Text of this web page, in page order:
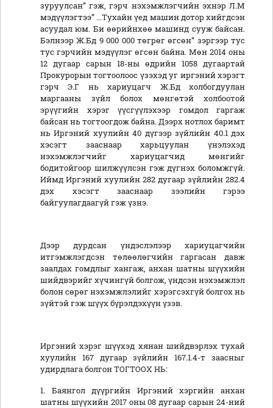
зуруулсан” гэж, гэрч нэхэмжлэгчийн эхнэр Л.М
мэдүүлэгтээ” ...Тухайн үед машин дотор хийгдсэн
асуудал юм. Би өөрийнхөө машинд сууж байсан.
Бэлнээр Ж.Бд 9 000 000 төгрөг өгсөн” зэргээр тус
тус гэрчийн мэдүүлэг өгсөн байна. Мөн 2014 оны
12 дугаар сарын 18-ны өдрийн 1058 дугаартай
Прокурорын тогтоолоос үзэхэд уг иргэний хэрэгт
гэрч Э.Г нь хариуцагч Ж.Бд холбогдуулан
маргааны зүйл болох мөнгөтэй холбоотой
эрүүгийн хэрэг үүсгүүлэхээр гомдол гаргаж
байсан нь тогтоогдож байна. Дээрх нотлох баримт
нь Иргэний хуулийн 40 дүгээр зүйлийн 40.1 дэх
хэсэгт зааснаар харьцуулан үнэлэхэд
нэхэмжлэгчийг хариуцагчид мөнгийг
бодитойгоор шилжүүлсэн гэж дүгнэх боломжгүй.
Иймд Иргэний хуулийн 282 дугаар зүйлийн 282.4
дэх хэсэгт зааснаар зээлийн гэрээ
байгуулагдаагүй гэж үзнэ.
Дээр дурдсан үндэслэлээр хариуцагчийн
итгэмжлэгдсэн төлөөлөгчийн гаргасан давж
заалдах гомдлыг хангаж, анхан шатны шүүхийн
шийдвэрийг хүчингүй болгож, үндсэн нэхэмжлэл
болон сөрөг нэхэмжлэлийг хэрэгсэхгүй болгох нь
зүйтэй гэж шүүх бүрэлдэхүүн үзэв.
Иргэний хэрэг шүүхэд хянан шийдвэрлэх тухай
хуулийн 167 дугаар зүйлийн 167.1.4-т заасныг
удирдлага болгон ТОГТООХ НЬ:
1. Баянгол дүүргийн Иргэний хэргийн анхан
шатны шүүхийн 2017 оны 08 дугаар сарын 24-ний